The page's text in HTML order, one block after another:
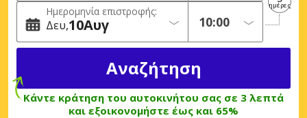
Ημερομηνία επιστροφής:
Δευ 10Αυγ
ημέρες
Κάντε κράτηση του αυτοκινήτου σας σε 3 λεπτά
και εξοικονομήστε έως και 65%